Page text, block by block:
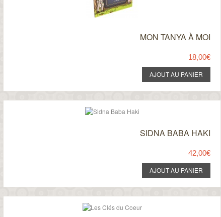
MON TANYA À MOI
18,00€
SIDNA BABA HAKI
42,00€